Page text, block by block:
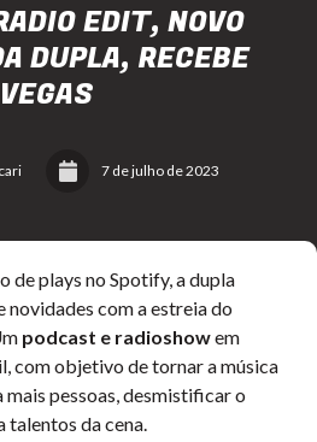
EDIT, NOVO
DUPLA, RECEBE
VEGAS
7 de julho de 2023
de plays no Spotify, a dupla
novidades com a estreia do
podcast e radioshowem
com objetivo de tornar a música
pessoas, desmistificar o
talentos da cena.